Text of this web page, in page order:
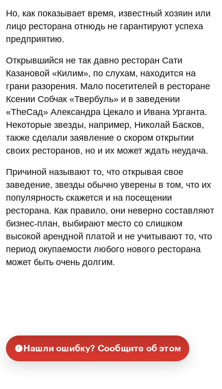
Но, как показывает время, известный хозяин или
лицо ресторана отнюдь не гарантируют успеха
предприятию.
Открывшийся не так давно ресторан Сати
Казановой «Килим», по слухам, находится на
грани разорения. Мало посетителей в ресторане
Ксении Собчак «Твербуль» и в заведении
«TheСад» Александра Цекало и Ивана Урганта.
Некоторые звезды, например, Николай Басков,
также сделали заявление о скором открытии
своих ресторанов, но и их может ждать неудача.
Причиной называют то, что открывая свое
заведение, звезды обычно уверены в том, что их
популярность скажется и на посещении
ресторана. Как правило, они неверно составляют
бизнес-план, выбирают место со слишком
высокой арендной платой и не учитывают то, что
период окупаемости любого нового ресторана
может быть очень долгим.
Нашли ошибку? Сообщите об этом